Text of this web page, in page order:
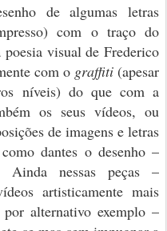
de algumas letras
com o traço do
poesia visual de Frederico
com o graffiti (apesar
níveis) do que com a
os seus vídeos, ou
de imagens e letras
dantes o desenho –
nessas peças –
artisticamente mais
alternativo exemplo –